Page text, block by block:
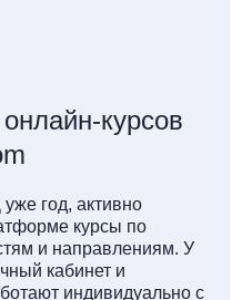
курсов
год, активно
курсы по
и направлениям. У
кабинет и
индивидуально с